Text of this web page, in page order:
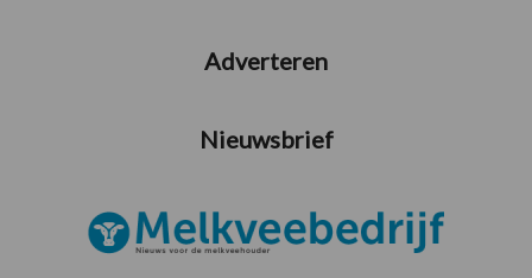
Adverteren
Nieuwsbrief